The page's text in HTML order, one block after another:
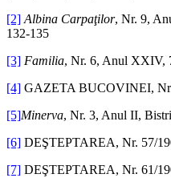
[2] Albina Carpaţilor, Nr. 9,
132-135
[3] Familia, Nr. 6, Anul XXIV,
[4] GAZETA BUCOVINEI,
[5]Minerva, Nr. 3, Anul II,
[6] DEŞTEPTAREA, Nr. 57/
[7] DEŞTEPTAREA, Nr. 61/